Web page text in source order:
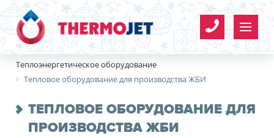
Теплоэнергетическое оборудование
Тепловое оборудование для производства ЖБИ
ТЕПЛОВОЕ ОБОРУДОВАНИЕ ДЛЯ
ПРОИЗВОДСТВА ЖБИ